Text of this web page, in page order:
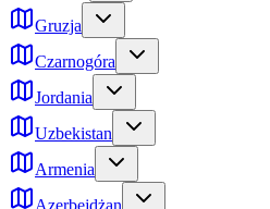
Gruzja
Czarnogóra
Jordania
Uzbekistan
Armenia
Azerbejdżan